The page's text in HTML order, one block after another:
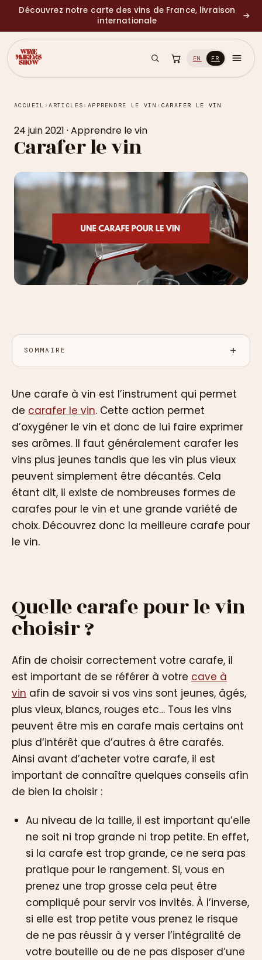
Découvrez notre carte des vins de France, livraison
internationale
→
EN FR
ACCUEIL ›ARTICLES › APPRENDRE LE VIN › CARAFER LE VIN
24 juin 2021 · Apprendre le vin
Carafer le vin
SOMMAIRE
Une carafe à vin est l’instrument qui permet
de carafer le vin. Cette action permet
d’oxygéner le vin et donc de lui faire exprimer
ses arômes. Il faut généralement carafer les
vins plus jeunes tandis que les vin plus vieux
peuvent simplement être décantés. Cela
étant dit, il existe de nombreuses formes de
carafes pour le vin et une grande variété de
choix. Découvrez donc la meilleure carafe pour
le vin.
Quelle carafe pour le vin
choisir ?
Afin de choisir correctement votre carafe, il
est important de se référer à votre cave à
vin afin de savoir si vos vins sont jeunes, âgés,
plus vieux, blancs, rouges etc… Tous les vins
peuvent être mis en carafe mais certains ont
plus d’intérêt que d’autres à être carafés.
Ainsi avant d’acheter votre carafe, il est
important de connaître quelques conseils afin
de bien la choisir :
Au niveau de la taille, il est important qu’elle
ne soit ni trop grande ni trop petite. En effet,
si la carafe est trop grande, ce ne sera pas
pratique pour le rangement. Si, vous en
prenez une trop grosse cela peut être
compliqué pour servir vos invités. À l’inverse,
si elle est trop petite vous prenez le risque
de ne pas réussir à y verser l’intégralité de
votre bouteille ou de ne pas disposer d’une